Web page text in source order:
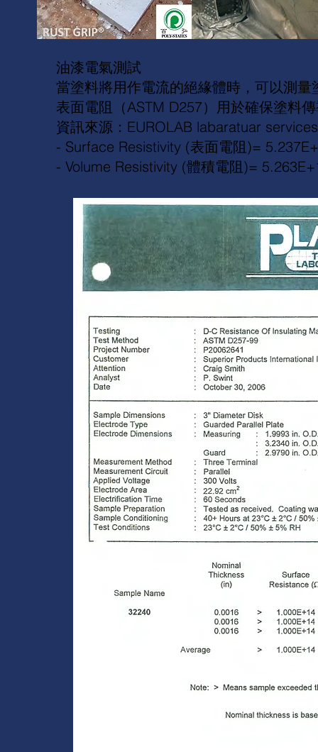
油漆電氣測試
當塗料將用作電流的絕緣體時，可以測
表面電阻（ASTM D257）用於確保塗料
資訊來源：EUROLAB labaratuar services
-­ Surface Resistivity (表面電阻)=
-­ Volume Resistivity (體積電阻)=